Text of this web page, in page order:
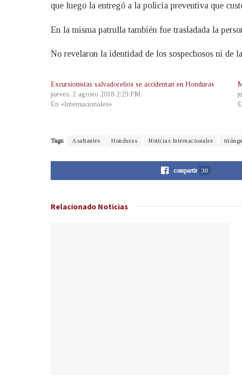
que luego la entregó a la policía preventiva que
En la misma patrulla también fue trasladada la
No revelaron la identidad de los sospechosos ni de
Excursionistas salvadoreños se accidentan en Honduras
jueves, 2 agosto 2018 2:29 PM
En «Internacionales»
Tags: Asaltantes Honduras Noticias Internacionales
compartir 30
Relacionado Noticias